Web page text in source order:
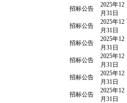
招标公告
2025年12
月31日
招标公告
2025年12
月31日
招标公告
2025年12
月31日
招标公告
2025年12
月31日
招标公告
2025年12
月31日
招标公告
2025年12
月31日